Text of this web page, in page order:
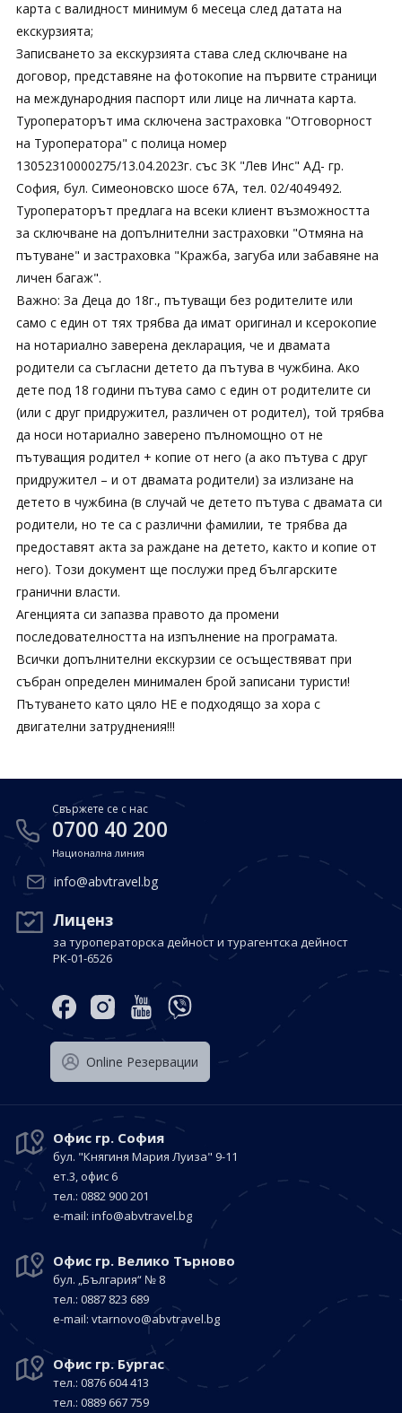
карта с валидност минимум 6 месеца след датата на
екскурзията;
Записването за екскурзията става след сключване на
договор, представяне на фотокопие на първите страници
на международния паспорт или лице на личната карта.
Туроператорът има сключена застраховка "Отговорност
на Туроператора" с полица номер
13052310000275/13.04.2023г. със ЗК "Лев Инс" АД- гр.
София, бул. Симеоновско шосе 67А, тел. 02/4049492.
Туроператорът предлага на всеки клиент възможността
за сключване на допълнителни застраховки "Отмяна на
пътуване" и застраховка "Кражба, загуба или забавяне на
личен багаж".
Важно: За Деца до 18г., пътуващи без родителите или
само с един от тях трябва да имат оригинал и ксерокопие
на нотариално заверена декларация, че и двамата
родители са съгласни детето да пътува в чужбина. Ако
дете под 18 години пътува само с един от родителите си
(или с друг придружител, различен от родител), той трябва
да носи нотариално заверено пълномощно от не
пътуващия родител + копие от него (а ако пътува с друг
придружител – и от двамата родители) за излизане на
детето в чужбина (в случай че детето пътува с двамата си
родители, но те са с различни фамилии, те трябва да
предоставят акта за раждане на детето, както и копие от
него). Този документ ще послужи пред българските
гранични власти.
Агенцията си запазва правото да промени
последователността на изпълнение на програмата.
Всички допълнителни екскурзии се осъществяват при
събран определен минимален брой записани туристи!
Пътуването като цяло НЕ е подходящо за хора с
двигателни затруднения!!!
Свържете се с нас
0700 40 200
Национална линия
info@abvtravel.bg
Лиценз
за туроператорска дейност и турагентска дейност
РК-01-6526
Оnline Резервации
Офис гр. София
бул. "Княгиня Мария Луиза" 9-11
ет.3, офис 6
тел.: 0882 900 201
е-mail: info@abvtravel.bg
Офис гр. Велико Търново
бул. „България“ № 8
тел.: 0887 823 689
е-mail: vtarnovo@abvtravel.bg
Офис гр. Бургас
тел.: 0876 604 413
тел.: 0889 667 759